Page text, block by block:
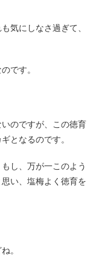
気にしなさ過ぎて、
です。
のですが、この徳育
となるのです。
し、万が一このよう
い、塩梅よく徳育を
。